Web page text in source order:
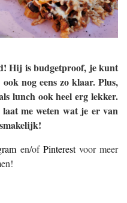
Hij is budgetproof, je kunt
nog eens zo klaar. Plus,
lunch ook heel erg lekker.
me weten wat je er van
en/ofPinterestvoor meer